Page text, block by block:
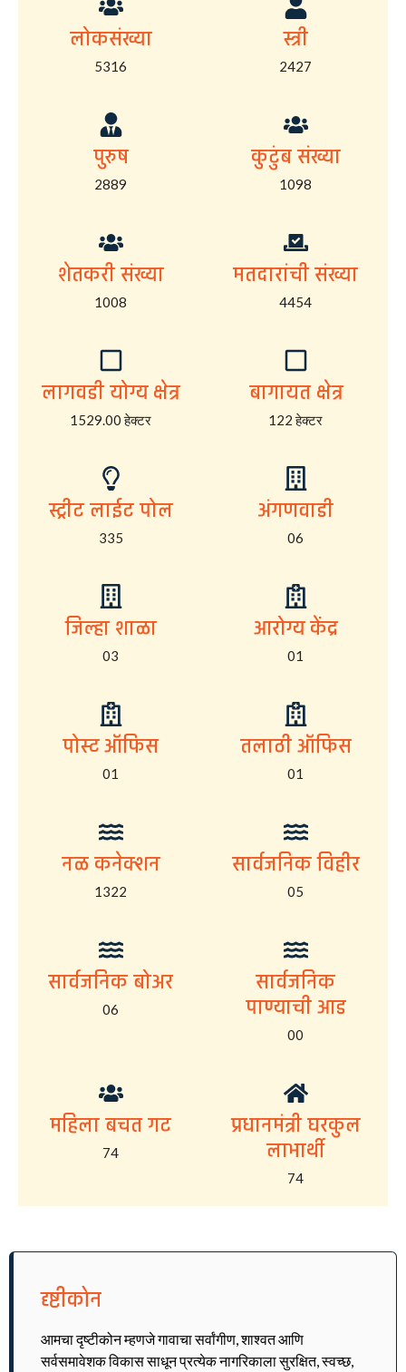
लोकसंख्या
5316
स्त्री
2427
पुरुष
2889
कुटुंब संख्या
1098
शेतकरी संख्या
1008
मतदारांची संख्या
4454
लागवडी योग्य क्षेत्र
1529.00 हेक्टर
बागायत क्षेत्र
122 हेक्टर
स्ट्रीट लाईट पोल
335
अंगणवाडी
06
जिल्हा शाळा
03
आरोग्य केंद्र
01
पोस्ट ऑफिस
01
तलाठी ऑफिस
01
नळ कनेक्शन
1322
सार्वजनिक विहीर
05
सार्वजनिक बोअर
06
सार्वजनिक
पाण्याची आड
00
महिला बचत गट
74
प्रधानमंत्री घरकुल
लाभार्थी
74
दृष्टीकोन
आमचा दृष्टीकोन म्हणजे गावाचा सर्वांगीण, शाश्वत आणि
सर्वसमावेशक विकास साधून प्रत्येक नागरिकाला सुरक्षित, स्वच्छ,